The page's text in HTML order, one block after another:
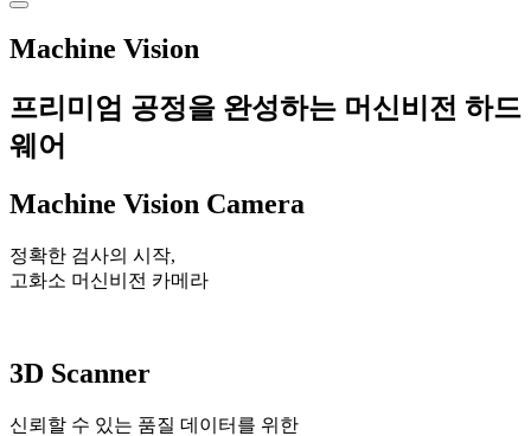
Machine Vision
프리미엄 공정을 완성하는 머신비전 하드
웨어
Machine Vision Camera
정확한 검사의 시작,
고화소 머신비전 카메라
3D Scanner
신뢰할 수 있는 품질 데이터를 위한